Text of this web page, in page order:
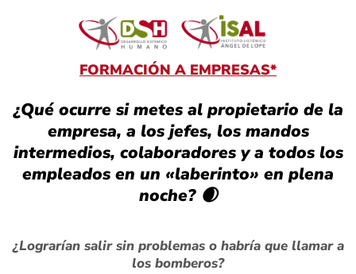
FORMACIÓN A EMPRESAS*
¿Qué ocurre si metes al propietario de la
empresa, a los jefes, los mandos
intermedios, colaboradores y a todos los
empleados en un «laberinto» en plena
noche? 🌒
¿Lograrían salir sin problemas o habría que llamar a
los bomberos?